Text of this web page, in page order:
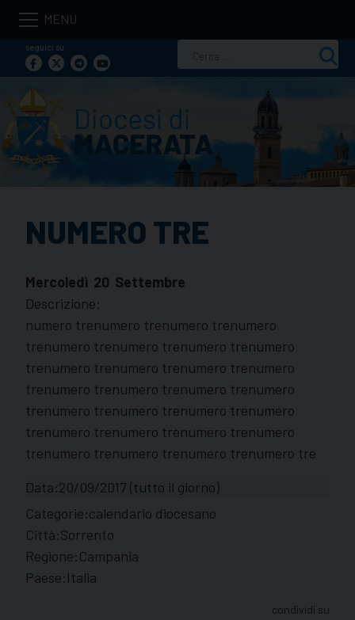
Skip
contentseguici su
per:
NUMERO TRE
Mercoledì 20 Settembre
Descrizione:
numero trenumero trenumero trenumero
trenumero trenumero trenumero trenumero
trenumero trenumero trenumero trenumero
trenumero trenumero trenumero trenumero
trenumero trenumero trenumero trenumero
trenumero trenumero trenumero trenumero
trenumero trenumero trenumero trenumero tre
Data:20/09/2017 (tutto il giorno)
Categorie:calendario diocesano
Città:Sorrento
Regione:Campania
Paese:Italia
condividi su